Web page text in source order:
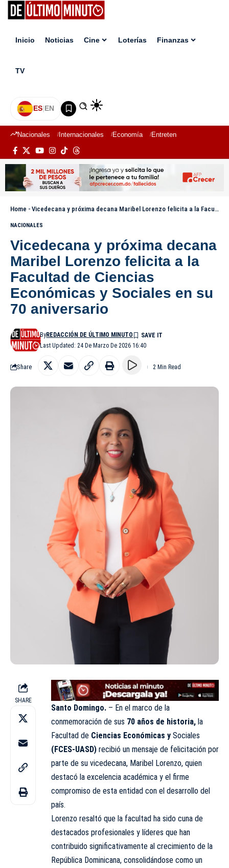
Inicio Noticias Cine Loterías Finanzas
TV
ES|EN
Nacionales Internacionales Economía Entretenimiento
Home - Vicedecana y próxima decana Maribel Lorenzo felicita a la Facultad de Ciencias Económicas y Sociales en su 70 aniversario
NACIONALES
Vicedecana y próxima decana
Maribel Lorenzo felicita a la
Facultad de Ciencias
Económicas y Sociales en su
70 aniversario
Last Updated: 24 De Marzo De 2026 16:40
ByREDACCIÓN DE ÚLTIMO MINUTO
Share 2 Min Read
SHARE
Santo Domingo. – En el marco de la
conmemoración de sus 70 años de historia, la
Facultad de Ciencias Económicas y Sociales
(FCES-UASD) recibió un mensaje de felicitación por
parte de su vicedecana, Maribel Lorenzo, quien
destacó la excelencia académica y el firme
compromiso de esta entidad con el desarrollo del
país.
Lorenzo resaltó que la facultad ha sido cuna de
destacados profesionales y líderes que han
contribuido significativamente al crecimiento de la
República Dominicana, consolidándose como un